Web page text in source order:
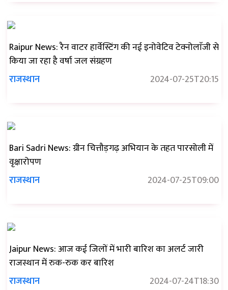
Raipur News: रैन वाटर हार्वेस्टिंग की नई इनोवेटिव टेक्नोलाॅजी से
किया जा रहा है वर्षा जल संग्रहण
राजस्थान
2024-07-25T20:15
Bari Sadri News: ग्रीन चित्तौड़गढ़ अभियान के तहत पारसोली में
वृक्षारोपण
राजस्थान
2024-07-25T09:00
Jaipur News: आज कई जिलों में भारी बारिश का अलर्ट जारी
राजस्थान में रुक-रुक कर बारिश
राजस्थान
2024-07-24T18:30